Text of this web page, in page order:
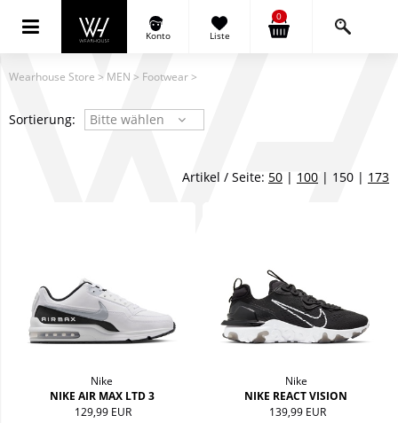
Konto Liste
0
Wearhouse Store > MEN > Footwear>
Sortierung: Bitte wählen
Artikel / Seite: 50 | 100 | 150 | 173
Nike
NIKE AIR MAX LTD 3
129,99 EUR
Nike
NIKE REACT VISION
139,99 EUR